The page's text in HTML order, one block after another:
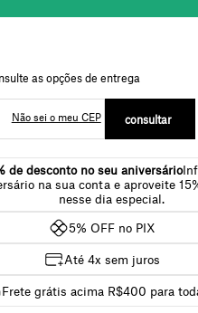
Não sei o meu CEP
de desconto no seu aniversário
na sua conta e aproveite
nesse dia especial.
5% OFF no PIX
Até 4x sem juros
Frete grátis acima R$400 para